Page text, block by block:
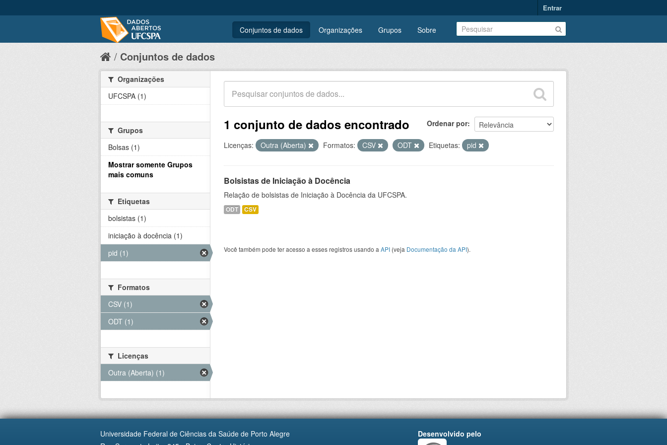
Entrar
Conjuntos de dados Organizações Grupos Sobre
Conjuntos de dados
Ordenar por
1 conjunto de dados encontrado
Licenças: Outra (Aberta) Formatos: CSV ODT Etiquetas: pid
Bolsistas de Iniciação à Docência
Relação de bolsistas de Iniciação à Docência da UFCSPA.
ODT CSV
Você também pode ter acesso a esses registros usando a API (veja Documentação da API).
Organizações
UFCSPA (1)
Grupos
Bolsas (1)
Mostrar somente Grupos
mais comuns
Etiquetas
bolsistas (1)
iniciação à docência (1)
pid (1)
Formatos
CSV (1)
ODT (1)
Licenças
Outra (Aberta) (1)
Universidade Federal de Ciências da Saúde de Porto Alegre
Desenvolvido pelo